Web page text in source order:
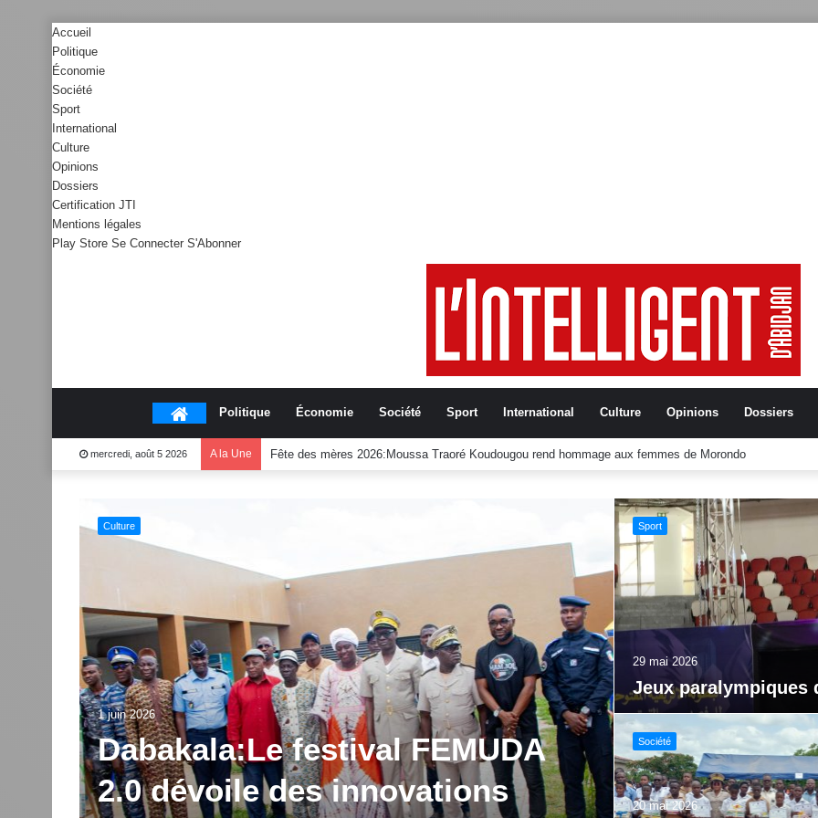
Accueil
Politique
Économie
Société
Sport
International
Culture
Opinions
Dossiers
Certification JTI
Mentions légales
Play Store Se Connecter S'Abonner
AccueilPolitique Économie Société Sport International Culture Opinions Dossiers
mercredi, août 5 2026 A la Une INFAS Daloa : un taux de réussite record de plus de 97 % pour la promotion sortante
Culture
1 juin 2026
Dabakala:Le festival FEMUDA
2.0 dévoile des innovations
Sport
29 mai 2026
Jeux paralympiques
Société
20 mai 2026